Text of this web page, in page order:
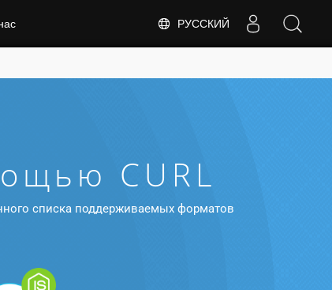
РУССКИЙ
CURL
списка поддерживаемых форматов